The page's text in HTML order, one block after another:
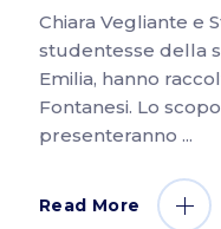
Chiara Vegliante e
studentesse della
Emilia, hanno
Fontanesi. Lo
presenteranno
Read More